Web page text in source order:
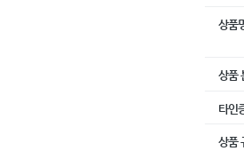
상품
상품
타인
상품